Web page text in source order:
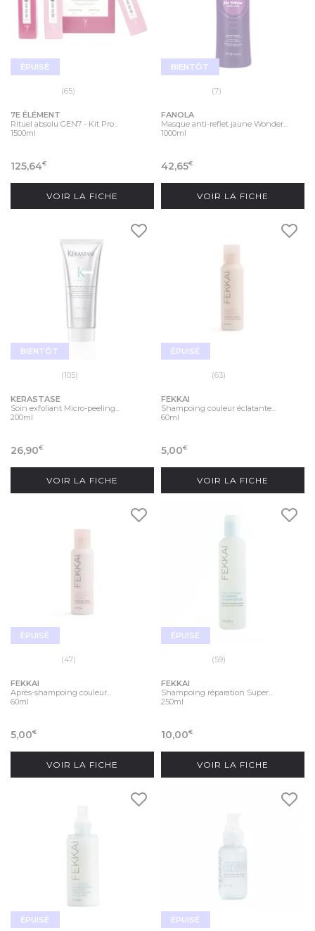
ÉPUISÉ
(65)
7E ÉLÉMENT
Rituel absolu GEN7 - Kit Pro...
1500ml
125,64€
VOIR LA FICHE
BIENTÔT
(7)
FANOLA
Masque anti-reflet jaune Wonder...
1000ml
42,65€
VOIR LA FICHE
BIENTÔT
(105)
KERASTASE
Soin exfoliant Micro-peeling...
200ml
26,90€
VOIR LA FICHE
ÉPUISÉ
(63)
FEKKAI
Shampoing couleur éclatante...
60ml
5,00€
VOIR LA FICHE
ÉPUISÉ
(47)
FEKKAI
Après-shampoing couleur...
60ml
5,00€
VOIR LA FICHE
ÉPUISÉ
(59)
FEKKAI
Shampoing réparation Super...
250ml
10,00€
VOIR LA FICHE
ÉPUISÉ ÉPUISÉ